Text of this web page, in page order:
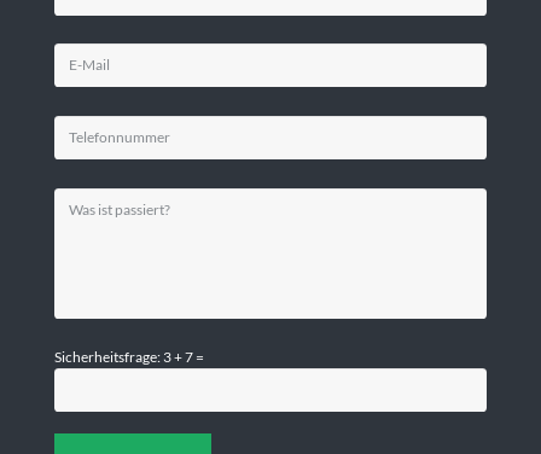
Sicherheitsfrage: 3 + 7 =